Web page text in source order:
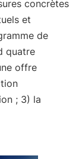
concrètes
et
de
quatre
offre
; 3) la